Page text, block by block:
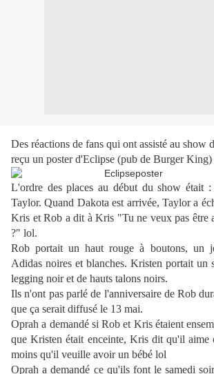
Des réactions de fans qui ont assisté au show
reçu un poster d'Eclipse (pub de Burger King)
L'ordre des places au début du show était
Taylor. Quand Dakota est arrivée, Taylor a
Kris et Rob a dit à Kris "Tu ne veux pas être
?" lol.
Rob portait un haut rouge à boutons, un
Adidas noires et blanches. Kristen portait un
legging noir et de hauts talons noirs.
Ils n'ont pas parlé de l'anniversaire de Rob
que ça serait diffusé le 13 mai.
Oprah a demandé si Rob et Kris étaient
que Kristen était enceinte, Kris dit qu'il aime
moins qu'il veuille avoir un bébé lol
Oprah a demandé ce qu'ils font le samedi